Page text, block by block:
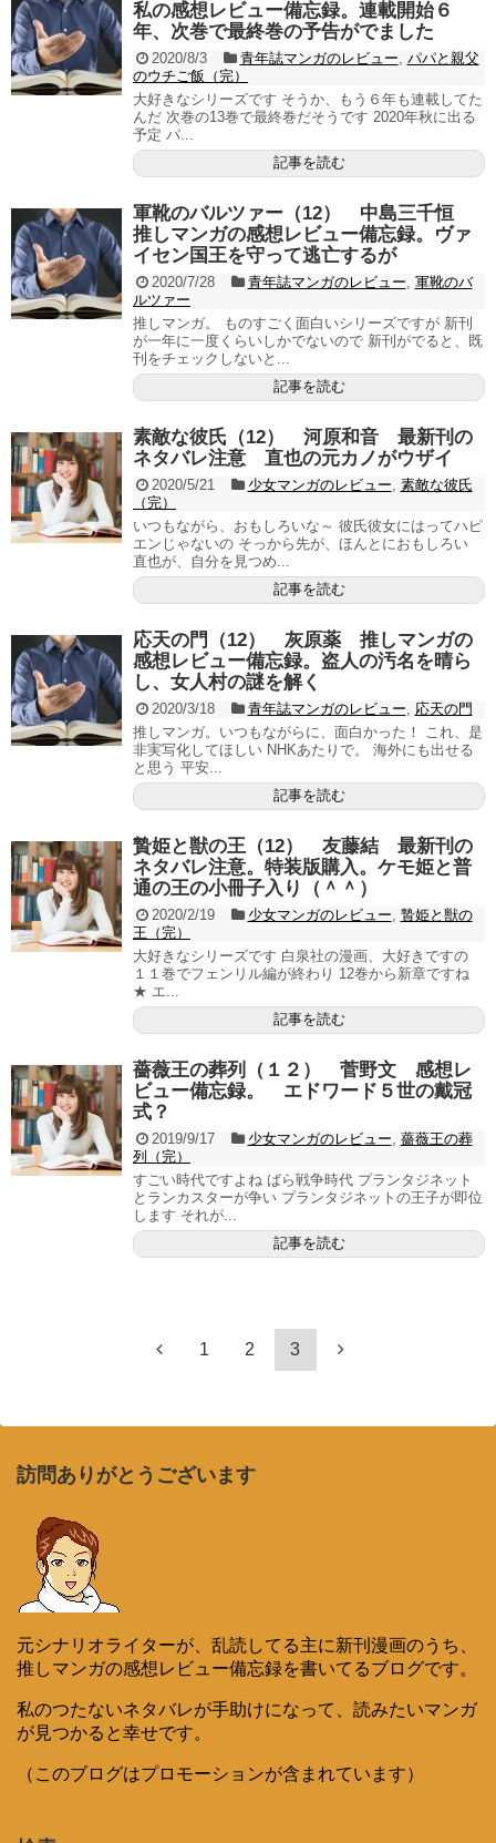
私の感想レビュー備忘録。連載開始６
年、次巻で最終巻の予告がでました
2020/8/3 青年誌マンガのレビュー パパと親父
のウチご飯（完）
大好きなシリーズです そうか、もう６年も連載してた
んだ 次巻の13巻で最終巻だそうです 2020年秋に出る
予定 パ...
記事を読む
軍靴のバルツァー（12） 中島三千恒
推しマンガの感想レビュー備忘録。ヴァ
イセン国王を守って逃亡するが
2020/7/28 青年誌マンガのレビュー 軍靴のバ
ルツァー
推しマンガ。 ものすごく面白いシリーズですが 新刊
が一年に一度くらいしかでないので 新刊がでると、既
刊をチェックしないと...
記事を読む
素敵な彼氏（12） 河原和音 最新刊の
ネタバレ注意 直也の元カノがウザイ
2020/5/21 少女マンガのレビュー 素敵な彼氏
（完）
いつもながら、おもしろいな～ 彼氏彼女にはってハピ
エンじゃないの そっから先が、ほんとにおもしろい
直也が、自分を見つめ...
記事を読む
応天の門（12） 灰原薬 推しマンガの
感想レビュー備忘録。盗人の汚名を晴ら
し、女人村の謎を解く
2020/3/18 青年誌マンガのレビュー
応天の門
推しマンガ。いつもながらに、面白かった！ これ、是
非実写化してほしい NHKあたりで。 海外にも出せる
と思う 平安...
記事を読む
贄姫と獣の王（12） 友藤結 最新刊の
ネタバレ注意。特装版購入。ケモ姫と普
通の王の小冊子入り（＾＾）
2020/2/19 少女マンガのレビュー 贄姫と獣の
王（完）
大好きなシリーズです 白泉社の漫画、大好きですの
１１巻でフェンリル編が終わり 12巻から新章ですね
★ エ...
記事を読む
薔薇王の葬列（１２） 菅野文 感想レ
ビュー備忘録。 エドワード５世の戴冠
式？
2019/9/17 少女マンガのレビュー 薔薇王の葬
列（完）
すごい時代ですよね ばら戦争時代 プランタジネット
とランカスターが争い プランタジネットの王子が即位
します それが...
記事を読む
1 2 3
訪問ありがとうございます
元シナリオライターが、乱読してる主に新刊漫画のうち、
推しマンガの感想レビュー備忘録を書いてるブログです。
私のつたないネタバレが手助けになって、読みたいマンガ
が見つかると幸せです。
（このブログはプロモーションが含まれています）